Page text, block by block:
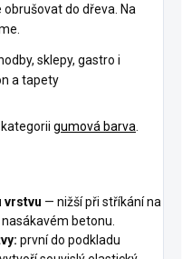
do dřeva. Na
sklepy, gastro i
a tapety
gumová barva
vrstvu — nižší při stříkání na
betonu.
první do podkladu